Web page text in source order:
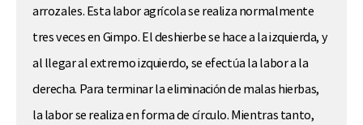
arrozales. Esta labor agrícola se realiza normalmente
tres veces en Gimpo. El deshierbe se hace a la izquierda, y
al llegar al extremo izquierdo, se efectúa la labor a la
derecha. Para terminar la eliminación de malas hierbas,
la labor se realiza en forma de círculo. Mientras tanto,